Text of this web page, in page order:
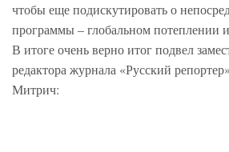
чтобы еще подискутировать о
программы – глобальном потеплении
В итоге очень верно итог подвел
редактора журнала «Русский
Митрич: